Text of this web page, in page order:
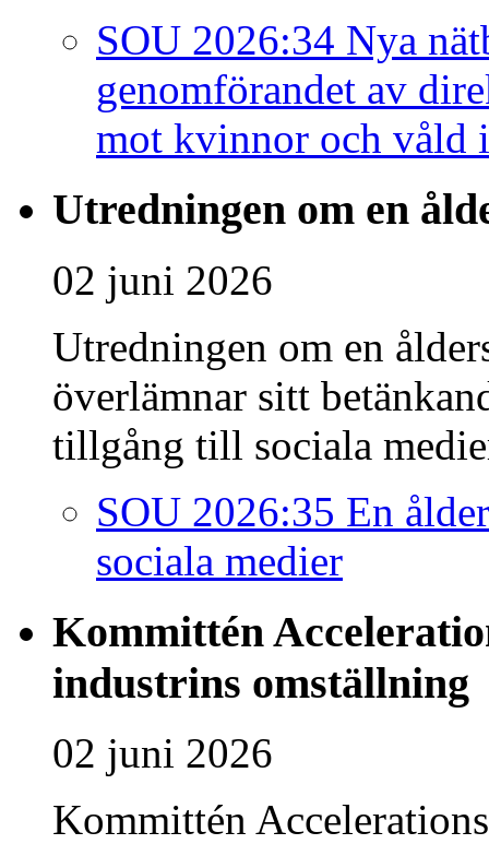
SOU 2026:34 Nya
genomförandet av
mot kvinnor och våld
Utredningen om en
02 juni 2026
Utredningen om en
överlämnar sitt
tillgång till sociala
SOU 2026:35 En
sociala medier
Kommittén
industrins omställning
02 juni 2026
Kommittén